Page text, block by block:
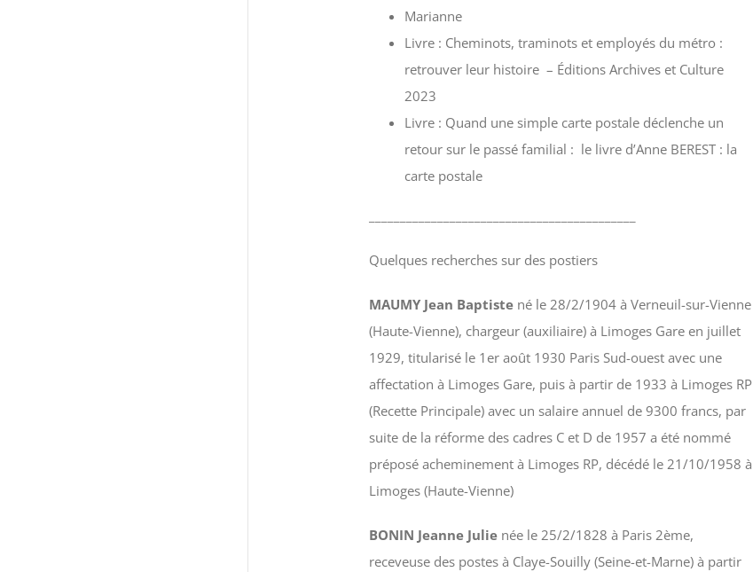
Marianne
Livre : Cheminots, traminots et employés du métro :
retrouver leur histoire – Éditions Archives et Culture
2023
Livre : Quand une simple carte postale déclenche un
retour sur le passé familial : le livre d’Anne BEREST : la
carte postale
Quelques recherches sur des postiers
MAUMY Jean Baptiste né le 28/2/1904 à Verneuil-sur-Vienne
(Haute-Vienne), chargeur (auxiliaire) à Limoges Gare en juillet
1929, titularisé le 1er août 1930 Paris Sud-ouest avec une
affectation à Limoges Gare, puis à partir de 1933 à Limoges RP
(Recette Principale) avec un salaire annuel de 9300 francs, par
suite de la réforme des cadres C et D de 1957 a été nommé
préposé acheminement à Limoges RP, décédé le 21/10/1958 à
Limoges (Haute-Vienne)
BONIN Jeanne Julie née le 25/2/1828 à Paris 2ème,
receveuse des postes à Claye-Souilly (Seine-et-Marne) à partir